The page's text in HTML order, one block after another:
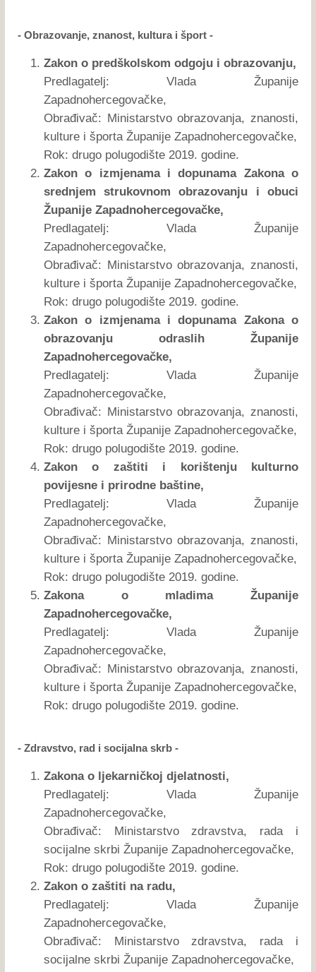
- Obrazovanje, znanost, kultura i šport -
Zakon o predškolskom odgoju i obrazovanju,
Predlagatelj: Vlada Županije
Zapadnohercegovačke,
Obrađivač: Ministarstvo obrazovanja, znanosti,
kulture i športa Županije Zapadnohercegovačke,
Rok: drugo polugodište 2019. godine.
Zakon o izmjenama i dopunama Zakona o
srednjem strukovnom obrazovanju i obuci
Županije Zapadnohercegovačke,
Predlagatelj: Vlada Županije
Zapadnohercegovačke,
Obrađivač: Ministarstvo obrazovanja, znanosti,
kulture i športa Županije Zapadnohercegovačke,
Rok: drugo polugodište 2019. godine.
Zakon o izmjenama i dopunama Zakona o
obrazovanju odraslih Županije
Zapadnohercegovačke,
Predlagatelj: Vlada Županije
Zapadnohercegovačke,
Obrađivač: Ministarstvo obrazovanja, znanosti,
kulture i športa Županije Zapadnohercegovačke,
Rok: drugo polugodište 2019. godine.
Zakon o zaštiti i korištenju kulturno
povijesne i prirodne baštine,
Predlagatelj: Vlada Županije
Zapadnohercegovačke,
Obrađivač: Ministarstvo obrazovanja, znanosti,
kulture i športa Županije Zapadnohercegovačke,
Rok: drugo polugodište 2019. godine.
Zakona o mladima Županije
Zapadnohercegovačke,
Predlagatelj: Vlada Županije
Zapadnohercegovačke,
Obrađivač: Ministarstvo obrazovanja, znanosti,
kulture i športa Županije Zapadnohercegovačke,
Rok: drugo polugodište 2019. godine.
- Zdravstvo, rad i socijalna skrb -
Zakona o ljekarničkoj djelatnosti,
Predlagatelj: Vlada Županije
Zapadnohercegovačke,
Obrađivač: Ministarstvo zdravstva, rada i
socijalne skrbi Županije Zapadnohercegovačke,
Rok: drugo polugodište 2019. godine.
Zakon o zaštiti na radu,
Predlagatelj: Vlada Županije
Zapadnohercegovačke,
Obrađivač: Ministarstvo zdravstva, rada i
socijalne skrbi Županije Zapadnohercegovačke,